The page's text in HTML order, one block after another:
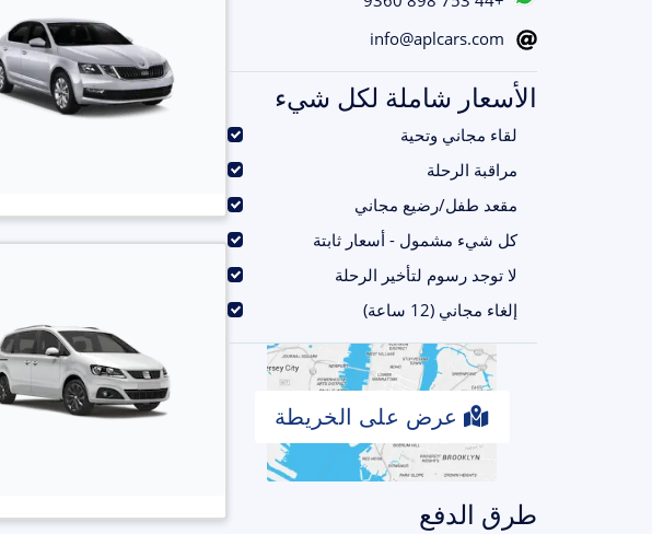
info@aplcars.com
الأسعار شاملة لكل شيء
لقاء مجاني وتحية
مراقبة الرحلة
مقعد طفل/رضيع مجاني
كل شيء مشمول - أسعار ثابتة
لا توجد رسوم لتأخير الرحلة
إلغاء مجاني (12 ساعة)
عرض على الخريطة
طرق الدفع